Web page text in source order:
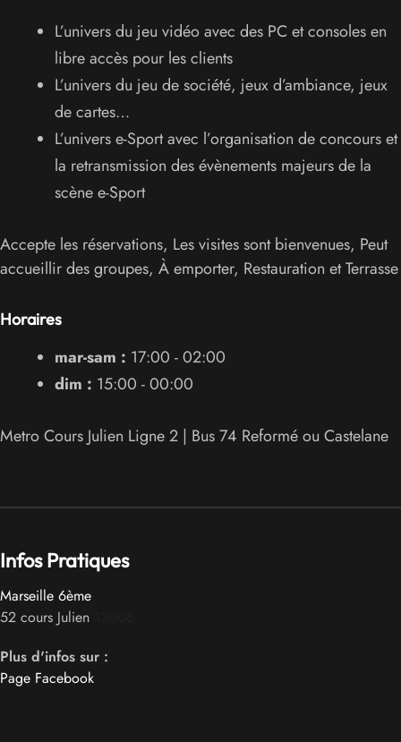
L’univers du jeu vidéo avec des PC et consoles en
libre accès pour les clients
L’univers du jeu de société, jeux d’ambiance, jeux
de cartes…
L’univers e-Sport avec l’organisation de concours et
la retransmission des évènements majeurs de la
scène e-Sport
Accepte les réservations, Les visites sont bienvenues, Peut
accueillir des groupes, À emporter, Restauration et Terrasse
Horaires
mar-sam : 17:00 - 02:00
dim : 15:00 - 00:00
Metro Cours Julien Ligne 2 | Bus 74 Reformé ou Castelane
Infos Pratiques
Marseille 6ème
52 cours Julien
Plus d'infos sur :
Page Facebook